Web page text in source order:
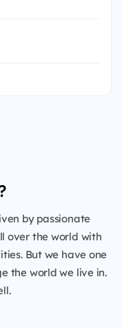
by passionate
over the world with
But we have one
the world we live in.